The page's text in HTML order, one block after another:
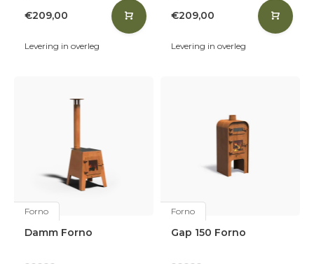
€209,00
Levering in overleg
€209,00
Levering in overleg
Forno
Damm Forno
Forno
Gap 150 Forno